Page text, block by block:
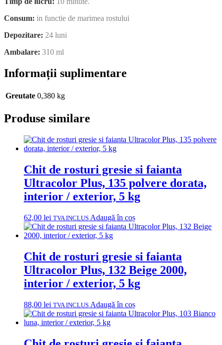
Consum: in functie de marimea rostului
Depozitare: 24 luni
Ambalare: 310 ml
Informații suplimentare
Greutate 0,380 kg
Produse similare
Chit de rosturi gresie si faianta
Ultracolor Plus, 135 polvere dorata,
interior / exterior, 5 kg
62,00 lei TVA INCLUS Adaugă în coș
Chit de rosturi gresie si faianta
Ultracolor Plus, 132 Beige 2000,
interior / exterior, 5 kg
88,00 lei TVA INCLUS Adaugă în coș